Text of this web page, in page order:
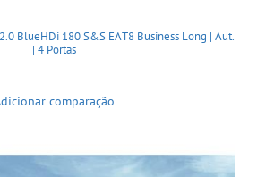
BlueHDi 180 S&S EAT8 Business Long | Aut.
| 4 Portas
comparação